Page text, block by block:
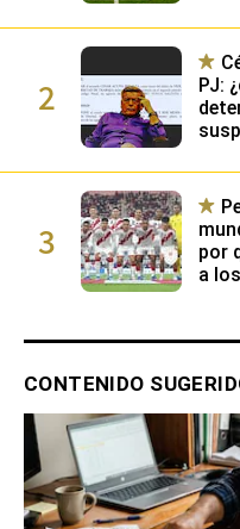
2
PJ:
3
por
a
CONTENIDO